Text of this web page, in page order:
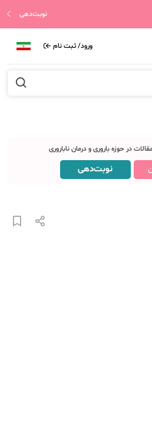
نوبت‌دهی
ورود/ ثبت نام
در حوزه باروری و درمان ناباروری
نوبت‌دهی